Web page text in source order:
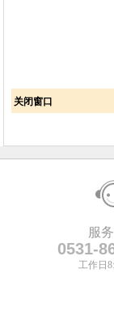
关闭窗口
服
0531-
工作日